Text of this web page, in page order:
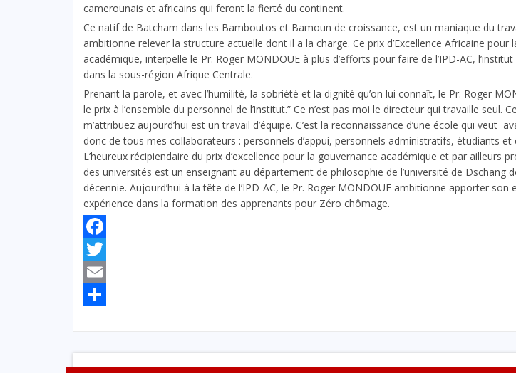
camerounais et africains qui feront la fierté du continent.
Ce natif de Batcham dans les Bamboutos et Bamoun de croissance, est un maniaque du
ambitionne relever la structure actuelle dont il a la charge. Ce prix d’Excellence Africaine pour
académique, interpelle le Pr. Roger MONDOUE à plus d’efforts pour faire de l’IPD-AC,
dans la sous-région Afrique Centrale.
Prenant la parole, et avec l’humilité, la sobriété et la dignité qu’on lui connaît, le Pr. Roger
le prix à l’ensemble du personnel de l’institut.” Ce n’est pas moi le directeur qui travaille seul.
m’attribuez aujourd’hui est un travail d’équipe. C’est la reconnaissance d’une école qui veut
donc de tous mes collaborateurs : personnels d’appui, personnels administratifs, étudiants et
L’heureux récipiendaire du prix d’excellence pour la gouvernance académique et par ailleurs
des universités est un enseignant au département de philosophie de l’université de Dschang
décennie. Aujourd’hui à la tête de l’IPD-AC, le Pr. Roger MONDOUE ambitionne apporter son
expérience dans la formation des apprenants pour Zéro chômage.
Facebook
Twitter
Email